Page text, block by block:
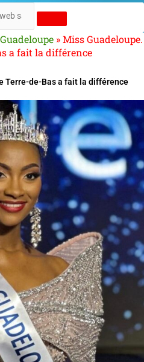
Guadeloupe »Miss Guadeloupe.
a fait la différence
Terre-de-Bas a fait la différence